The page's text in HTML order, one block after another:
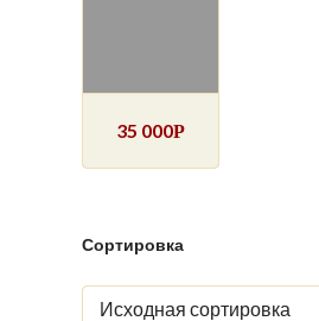
35 000Р
Сортировка
Исходная сортировка